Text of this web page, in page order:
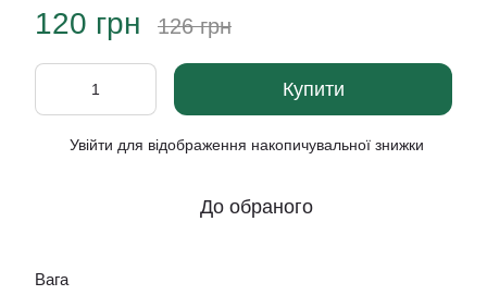
120 грн 126 грн
Купити
Увійти для відображення накопичувальної знижки
До обраного
Вага